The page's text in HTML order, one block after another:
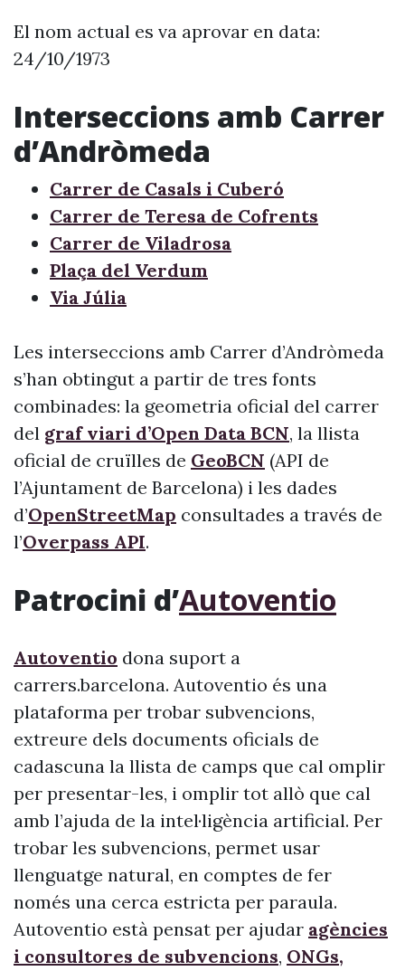
El nom actual es va aprovar en data:
24/10/1973
Interseccions amb Carrer
d’Andròmeda
Carrer de Casals i Cuberó
Carrer de Teresa de Cofrents
Carrer de Viladrosa
Plaça del Verdum
Via Júlia
Les interseccions amb Carrer d’Andròmeda
s’han obtingut a partir de tres fonts
combinades: la geometria oficial del carrer
del graf viari d’Open Data BCN, la llista
oficial de cruïlles de GeoBCN (API de
l’Ajuntament de Barcelona) i les dades
d’OpenStreetMap consultades a través de
l’Overpass API.
Patrocini d’Autoventio
Autoventio dona suport a
carrers.barcelona. Autoventio és una
plataforma per trobar subvencions,
extreure dels documents oficials de
cadascuna la llista de camps que cal omplir
per presentar-les, i omplir tot allò que cal
amb l’ajuda de la intel·ligència artificial. Per
trobar les subvencions, permet usar
llenguatge natural, en comptes de fer
només una cerca estricta per paraula.
Autoventio està pensat per ajudar agències
i consultores de subvencions, ONGs,